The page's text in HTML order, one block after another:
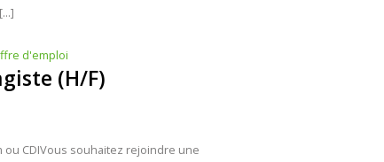
d'emploi
(H/F)
CDIVous souhaitez rejoindre une